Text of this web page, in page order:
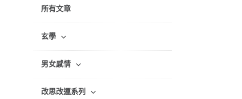
所有文章
玄學
男女感情
改思改運系列